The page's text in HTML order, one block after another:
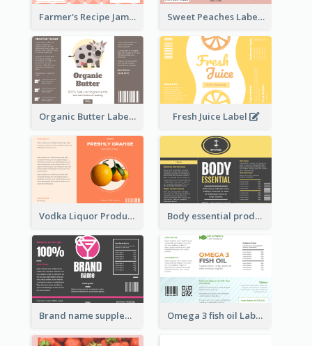
Farmer's Recipe Jam Label Sweet Peaches Label
Organic Butter Label Fresh Juice Label
Vodka Liquor Product Label Body essential product label
Brand name supplement Label Omega 3 fish oil Label